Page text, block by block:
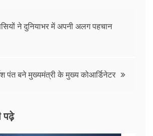
ने दुनियाभर में अपनी अलग पहचान
पंत बने मुख्यमंत्री के मुख्य कोआर्डिनेटर
पढ़े